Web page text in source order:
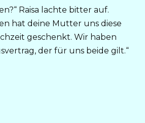
Raisa lachte bitter auf.
hat deine Mutter uns diese
geschenkt. Wir haben
der für uns beide gilt.“